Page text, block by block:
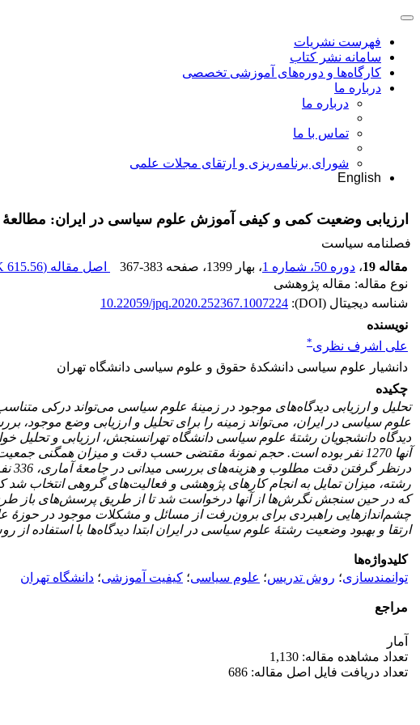
فهرست نشریات
سامانه نشر کتاب
کارگاه‌ها و دوره‌های آموزشی تخصصی
درباره ما
درباره ما
تماس با ما
شورای برنامه‌ریزی و ارتقای مجلات علمی
English
ارزیابی وضعیت کمی و کیفی آموزش علوم سیاسی در ایران:
فصلنامه سیاست
مقاله 19
، دوره 50، شماره 1 ، بهار 1399 ، صفحه 367-383 اصل مقاله (615.56 K
نوع مقاله: مقاله پژوهشی
شناسه دیجیتال (DOI):
10.22059/jpq.2020.252367.1007224
نویسنده
علی اشرف نظری*
دانشیار علوم سیاسی دانشکدۀ حقوق و علوم سیاسی دانشگاه تهران
چکیده
تحلیل و ارزیابی دیدگاه‌های موجود در زمینۀ علوم سیاسی می‌تواند درکی
علوم سیاسی در ایران، می‌تواند زمینه را برای تحلیل و ارزیابی وضع
دیدگاه دانشجویان رشتۀ علوم سیاسی دانشگاه تهران
آنها 1270 نفر بوده است.
درنظر گرفتن دقت مطلوب و هزینه‌های بررسی میدانی در جامعۀ آماری، 336 نفر است
رشته، میزان تمایل به انجام کارهای پژوهشی و فعالیت‌های گروهی انتخاب شد
که در حین سنجش نگرش‌ها از آنها درخواست شد تا از طریق پرسش‌های باز
چشم‌اندازهایی راهبردی برای برون‌رفت از مسائل و مشکلات موجود در حوزۀ
ارتقا و بهبود وضعیت رشتۀ علوم سیاسی در ایران ابتدا دیدگاه‌ها با
کلیدواژه‌ها
توانمندسازی؛ روش تدریس؛ علوم سیاسی؛ کیفیت آموزشی؛ دانشگاه تهران
مراجع
آمار
تعداد مشاهده مقاله: 1,130
تعداد دریافت فایل اصل مقاله: 686